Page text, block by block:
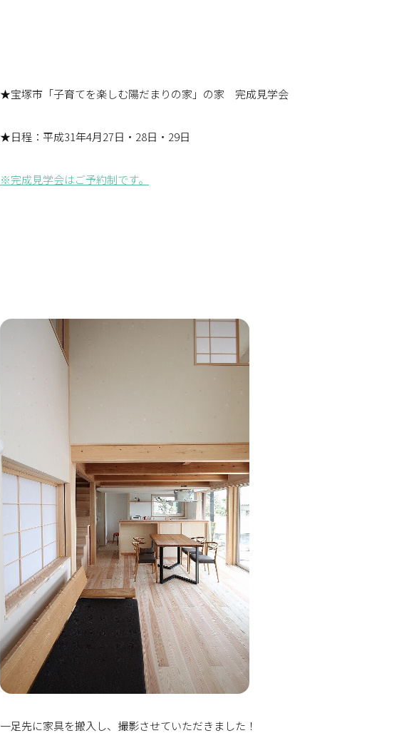
★宝塚市「子育てを楽しむ陽だまりの家」の家 完成見学会
★日程：平成31年4月27日・28日・29日
※完成見学会はご予約制です。
一足先に家具を搬入し、撮影させていただきました！